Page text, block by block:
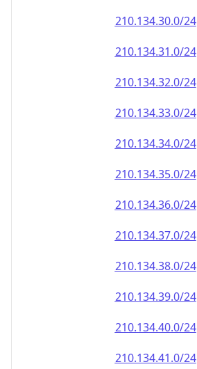
210.134.30.0/24
210.134.31.0/24
210.134.32.0/24
210.134.33.0/24
210.134.34.0/24
210.134.35.0/24
210.134.36.0/24
210.134.37.0/24
210.134.38.0/24
210.134.39.0/24
210.134.40.0/24
210.134.41.0/24